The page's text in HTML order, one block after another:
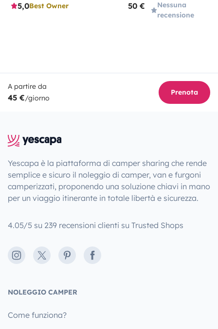
5,0Best Owner 50 €
Nessuna
recensione
A partire da
45 €/giorno
Prenota
Yescapa è la piattaforma di camper sharing che rende
semplice e sicuro il noleggio di camper, van e furgoni
camperizzati, proponendo una soluzione chiavi in mano
per un viaggio itinerante in totale libertà e sicurezza.
4.05/5 su 239 recensioni clienti su Trusted Shops
Instagram
X PinterestFacebook
NOLEGGIO CAMPER
Come funziona?